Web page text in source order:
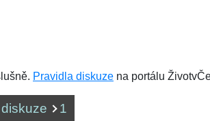
Pravidla diskuze na portálu
1